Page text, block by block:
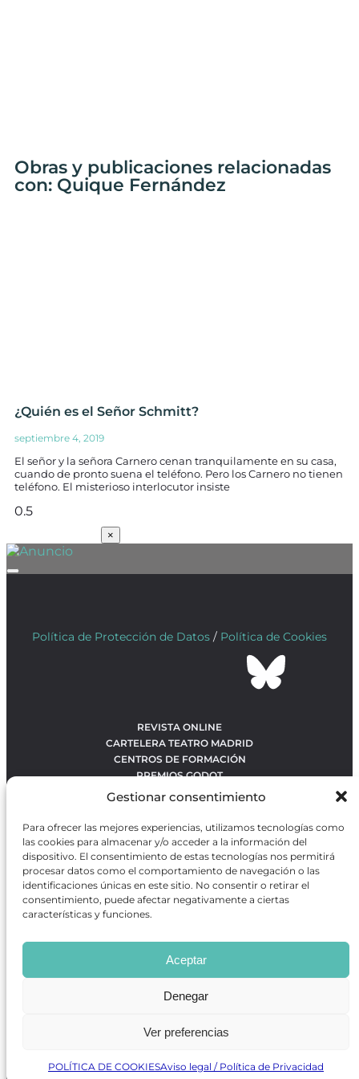
Gestionar consentimiento
Para ofrecer las mejores experiencias, utilizamos tecnologías como
las cookies para almacenar y/o acceder a la información del
dispositivo. El consentimiento de estas tecnologías nos permitirá
procesar datos como el comportamiento de navegación o las
identificaciones únicas en este sitio. No consentir o retirar el
consentimiento, puede afectar negativamente a ciertas
características y funciones.
Aceptar
Denegar
Ver preferencias
POLÍTICA DE COOKIESAviso legal / Política de Privacidad
Obras y publicaciones relacionadas
con: Quique Fernández
¿Quién es el Señor Schmitt?
septiembre 4, 2019
El señor y la señora Carnero cenan tranquilamente en su casa,
cuando de pronto suena el teléfono. Pero los Carnero no tienen
teléfono. El misterioso interlocutor insiste
×
Política de Protección de Datos / Política de Cookies
REVISTA ONLINE
CARTELERA TEATRO MADRID
CENTROS DE FORMACIÓN
PREMIOS GODOT
CONTACTO
OBRAS MÁS VOTADAS
RANKING MEJORES OBRAS
BÚSQUEDA AVANZADA DE OBRAS
Revista GODOTes una revista independiente especializada
en información sobre artes escénicas de Madrid, gratuita y
que se distribuye en espacios escénicos, además de otros
puntos de interés turístico y de ocio de la capital.
Desarrollado por Precise Future